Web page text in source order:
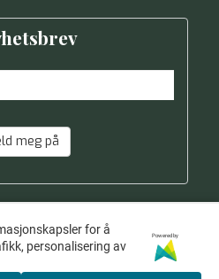
meg på
for å
personalisering av
Powered by